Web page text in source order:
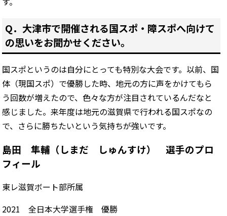
Q．大津市で開催される国スポ・障スポへ向けて
の思いをお聞かせください。
国スポというのは自分にとっても特別な大会です。以前、国
体（現国スポ）で優勝した時、地元の方に声をかけてもら
う回数が増えたので、色々な方が注目されているんだなと
感じました。来年度は地元の滋賀県で行われる国スポなの
で、さらに勝ちたいという気持ちが強いです。
島田 隼輔（しまだ しゅんすけ） 選手のプロ
フィール
東レ滋賀ボート部所属
2021 全日本大学選手権 優勝